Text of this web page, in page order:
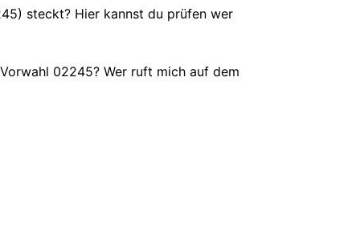
steckt? Hier kannst du prüfen wer
02245? Wer ruft mich auf dem